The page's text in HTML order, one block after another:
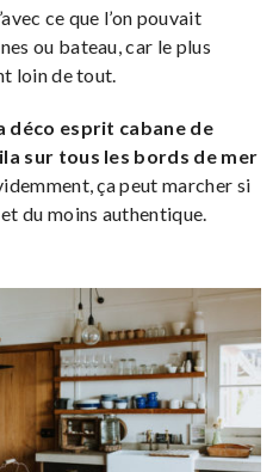
ce que l’on pouvait
ou bateau, car le plus
loin de tout.
déco esprit cabane de
sur tous les bords de mer
ça peut marcher si
du moins authentique.